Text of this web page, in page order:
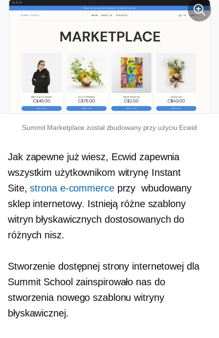
Summit Marketplace został zbudowany przy użyciu Ecwid
Jak zapewne już wiesz, Ecwid zapewnia
wszystkim użytkownikom witrynę Instant
Site,strona e-commerceprzywbudowany
sklep internetowy. Istnieją różne szablony
witryn błyskawicznych dostosowanych do
różnych nisz.
Stworzenie dostępnej strony internetowej dla
Summit School zainspirowało nas do
stworzenia nowego szablonu witryny
błyskawicznej.